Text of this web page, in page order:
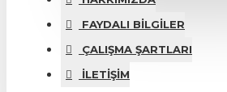
FAYDALI BILGILER
ÇALIŞMA ŞARTLARI
İLETIŞIM